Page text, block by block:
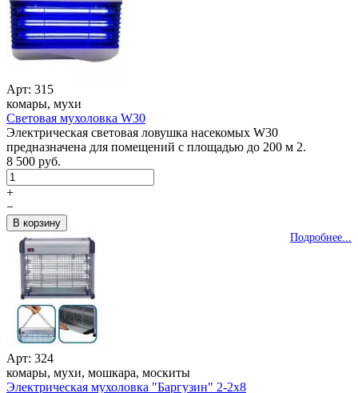
Арт: 315
комары, мухи
Световая мухоловка W30
Электрическая световая ловушка насекомых W30
предназначена для помещений с площадью до 200 м 2.
8 500 руб.
+
−
Подробнее...
Арт: 324
комары, мухи, мошкара, москиты
Электрическая мухоловка "Баргузин" 2-2x8